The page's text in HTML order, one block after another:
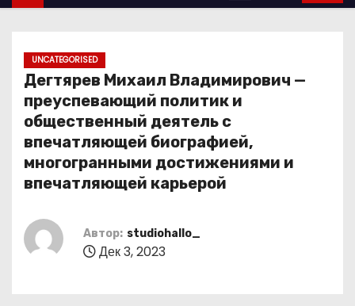
UNCATEGORISED
Дегтярев Михаил Владимирович —
преуспевающий политик и
общественный деятель с
впечатляющей биографией,
многогранными достижениями и
впечатляющей карьерой
Автор: studiohallo_
Дек 3, 2023